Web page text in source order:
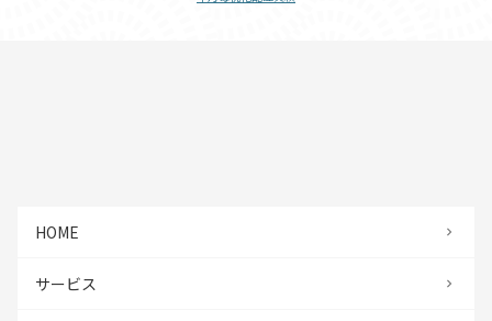
HOME
サービス